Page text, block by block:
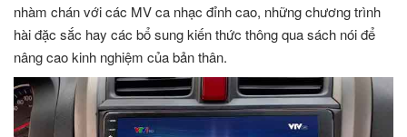
nhàm chán với các MV ca nhạc đỉnh cao, những chương trình
hài đặc sắc hay các bổ sung kiến thức thông qua sách nói để
nâng cao kinh nghiệm của bản thân.